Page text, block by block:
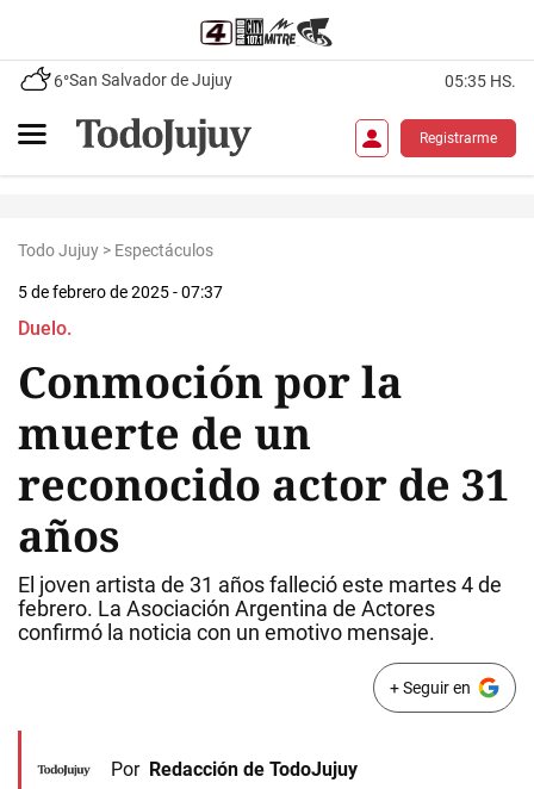
6°San Salvador de Jujuy 05:35 HS.
Registrarme
Todo Jujuy > Espectáculos
5 de febrero de 2025 - 07:37
Duelo.
Conmoción por la
muerte de un
reconocido actor de 31
años
El joven artista de 31 años falleció este martes 4 de
febrero. La Asociación Argentina de Actores
confirmó la noticia con un emotivo mensaje.
+ Seguir en
Por Redacción de TodoJujuy